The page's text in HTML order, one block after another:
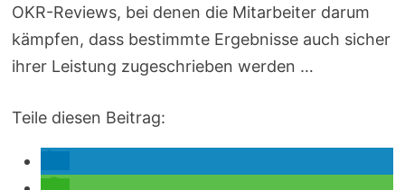
OKR-Reviews, bei denen die Mitarbeiter darum
kämpfen, dass bestimmte Ergebnisse auch sicher
ihrer Leistung zugeschrieben werden …
Teile diesen Beitrag: